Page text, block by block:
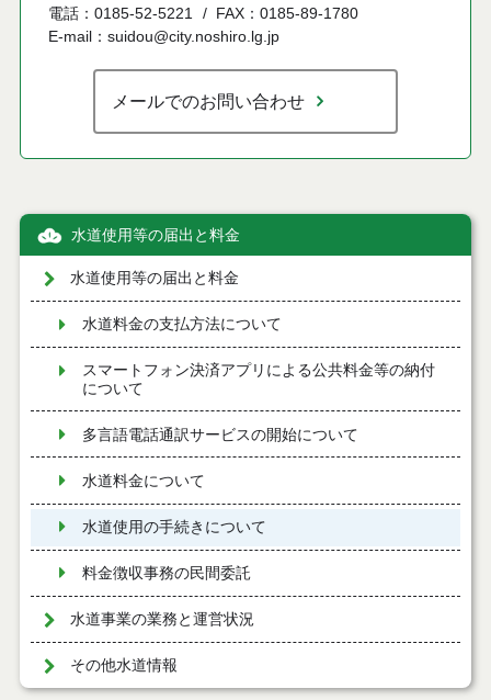
電話：0185-52-5221
FAX：0185-89-1780
E-mail：suidou@city.noshiro.lg.jp
メールでのお問い合わせ
水道使用等の届出と料金
水道使用等の届出と料金
水道料金の支払方法について
スマートフォン決済アプリによる公共料金等の納付
について
多言語電話通訳サービスの開始について
水道料金について
水道使用の手続きについて
料金徴収事務の民間委託
水道事業の業務と運営状況
その他水道情報